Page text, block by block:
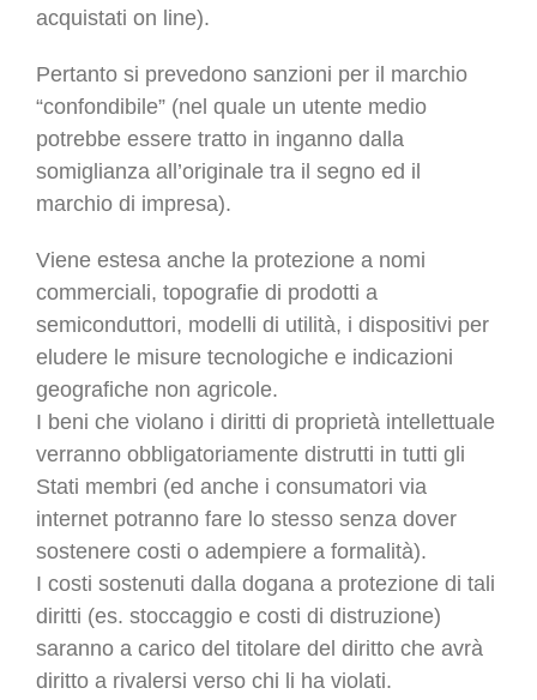
acquistati on line).
Pertanto si prevedono sanzioni per il marchio
“confondibile” (nel quale un utente medio
potrebbe essere tratto in inganno dalla
somiglianza all’originale tra il segno ed il
marchio di impresa).
Viene estesa anche la protezione a nomi
commerciali, topografie di prodotti a
semiconduttori, modelli di utilità, i dispositivi per
eludere le misure tecnologiche e indicazioni
geografiche non agricole.
I beni che violano i diritti di proprietà intellettuale
verranno obbligatoriamente distrutti in tutti gli
Stati membri (ed anche i consumatori via
internet potranno fare lo stesso senza dover
sostenere costi o adempiere a formalità).
I costi sostenuti dalla dogana a protezione di tali
diritti (es. stoccaggio e costi di distruzione)
saranno a carico del titolare del diritto che avrà
diritto a rivalersi verso chi li ha violati.